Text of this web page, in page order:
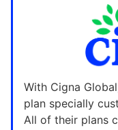
With Cigna
plan specially
All of their plans